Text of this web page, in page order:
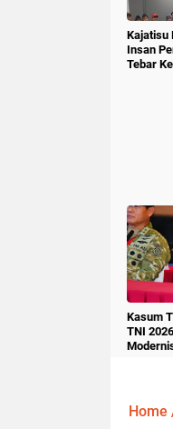
Kajatisu
Insan
Tebar
Kasum
TNI
Home